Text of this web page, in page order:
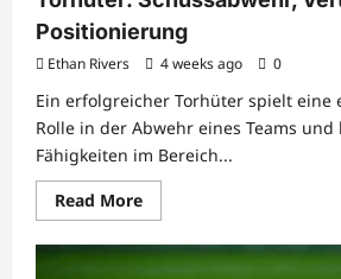
Positionierung
Ethan Rivers 4 weeks ago 0
Ein erfolgreicher Torhüter spielt eine
Rolle in der Abwehr eines Teams
Fähigkeiten im Bereich...
Read MoreRead
more
Torhüter:
Schussabwehr,